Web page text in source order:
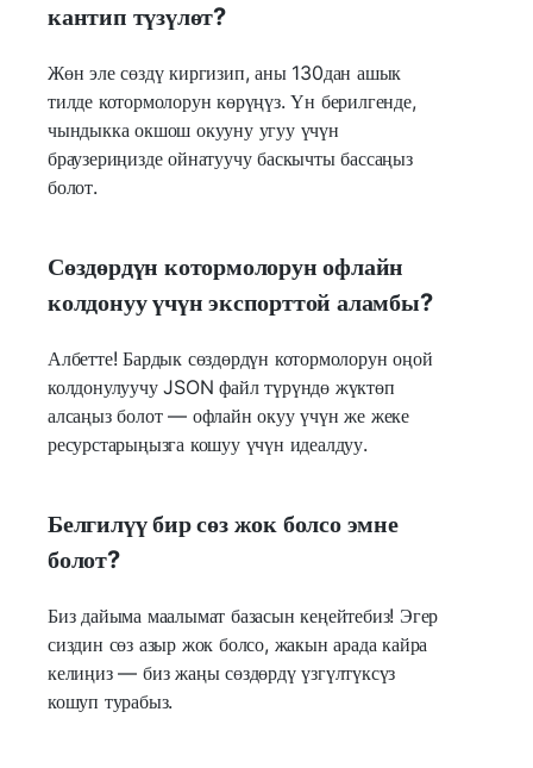
кантип түзүлөт?
Жөн эле сөздү киргизип, аны 130дан ашык
тилде котормолорун көрүңүз. Үн берилгенде,
чындыкка окшош окууну угуу үчүн
браузериңизде ойнатуучу баскычты бассаңыз
болот.
Сөздөрдүн котормолорун офлайн
колдонуу үчүн экспорттой аламбы?
Албетте! Бардык сөздөрдүн котормолорун оңой
колдонулуучу JSON файл түрүндө жүктөп
алсаңыз болот — офлайн окуу үчүн же жеке
ресурстарыңызга кошуу үчүн идеалдуу.
Белгилүү бир сөз жок болсо эмне
болот?
Биз дайыма маалымат базасын кеңейтебиз! Эгер
сиздин сөз азыр жок болсо, жакын арада кайра
келиңиз — биз жаңы сөздөрдү үзгүлтүксүз
кошуп турабыз.